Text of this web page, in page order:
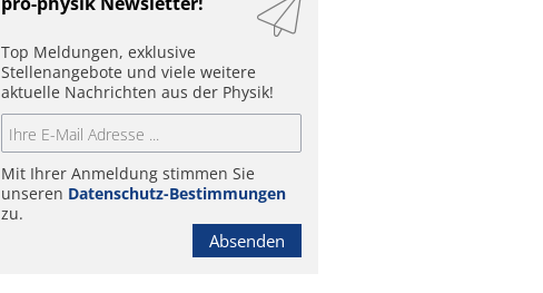
Top Meldungen, exklusive
Stellenangebote und viele weitere
aktuelle Nachrichten aus der Physik!
Mit Ihrer Anmeldung stimmen Sie
unseren Datenschutz-Bestimmungen
zu.
Absenden